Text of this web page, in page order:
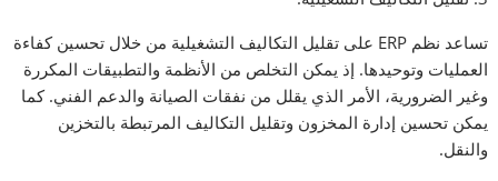
تساعد نظم ERP على تقليل التكاليف التشغيلية من خلال تحسين كفاءة
العمليات وتوحيدها. إذ يمكن التخلص من الأنظمة والتطبيقات المكررة
وغير الضرورية، الأمر الذي يقلل من نفقات الصيانة والدعم الفني. كما
يمكن تحسين إدارة المخزون وتقليل التكاليف المرتبطة بالتخزين
والنقل.